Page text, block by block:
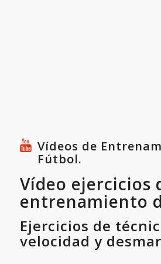
Vídeos de
Fútbol.
Vídeo ejercicios
entrenamiento
Ejercicios de
velocidad y